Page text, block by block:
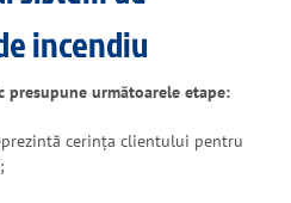
incendiu
următoarele etape:
cerința clientului pentru